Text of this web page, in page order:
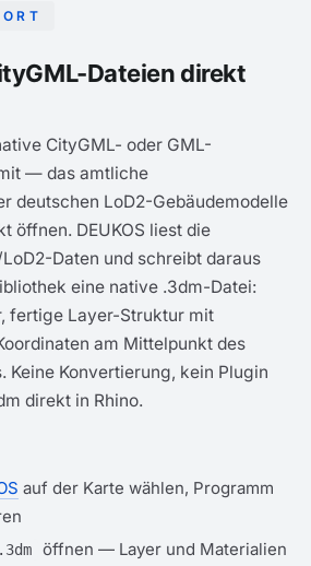
Dateien direkt
CityGML- oder GML-
— das amtliche
deutschen LoD2-Gebäudemodelle
öffnen. DEUKOS liest die
Daten und schreibt daraus
eine native .3dm-Datei:
fertige Layer-Struktur mit
am Mittelpunkt des
Keine Konvertierung, kein Plugin
direkt in Rhino.
auf der Karte wählen, Programm
öffnen — Layer und Materialien